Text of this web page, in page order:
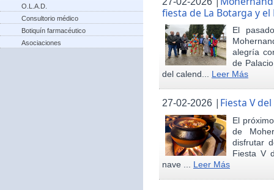
O.L.A.D.
Consultorio médico
Botiquín farmacéutico
Asociaciones
fiesta de La Botarga y
El
alegría
de
del calend... Leer Más
27-02-2026 | Fiesta V
El
de
disfrutar
Fiesta V
nave ... Leer Más